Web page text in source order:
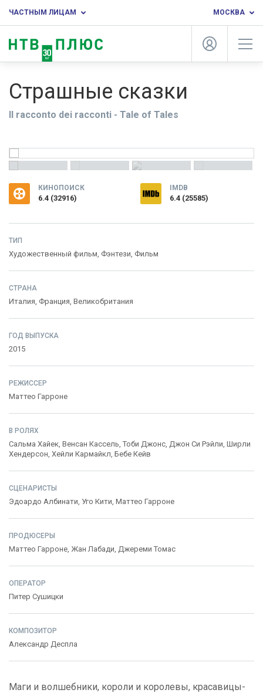
ЧАСТНЫМ ЛИЦАМ МОСКВА
Страшные сказки
Il racconto dei racconti - Tale of Tales
КИНОПОИСК
6.4 (32916)
IMDB
6.4 (25585)
ТИП
Художественный фильм, Фэнтези, Фильм
СТРАНА
Италия, Франция, Великобритания
ГОД ВЫПУСКА
2015
РЕЖИССЕР
Маттео Гарроне
В РОЛЯХ
Сальма Хайек, Венсан Кассель, Тоби Джонс, Джон Си Рэйли, Ширли
Хендерсон, Хейли Кармайкл, Бебе Кейв
СЦЕНАРИСТЫ
Эдоардо Албинати, Уго Кити, Маттео Гарроне
ПРОДЮСЕРЫ
Маттео Гарроне, Жан Лабади, Джереми Томас
ОПЕРАТОР
Питер Сушицки
КОМПОЗИТОР
Александр Деспла
Маги и волшебники, короли и королевы, красавицы-